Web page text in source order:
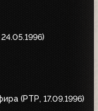
(РТР, 17.09.1996)